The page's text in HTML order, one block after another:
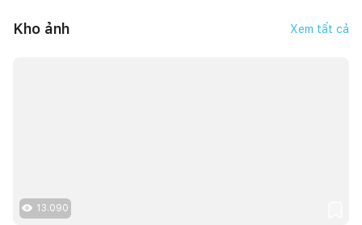
Kho ảnh Xem tất cả
13.090